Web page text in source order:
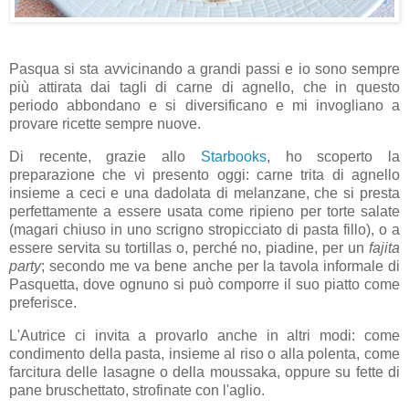
Pasqua si sta avvicinando a grandi passi e io sono sempre
più attirata dai tagli di carne di agnello, che in questo
periodo abbondano e si diversificano e mi invogliano a
provare ricette sempre nuove.
Di recente, grazie allo Starbooks, ho scoperto la
preparazione che vi presento oggi: carne trita di agnello
insieme a ceci e una dadolata di melanzane, che si presta
perfettamente a essere usata come ripieno per torte salate
(magari chiuso in uno scrigno stropicciato di pasta fillo), o a
essere servita su tortillas o, perché no, piadine, per un fajita
party; secondo me va bene anche per la tavola informale di
Pasquetta, dove ognuno si può comporre il suo piatto come
preferisce.
L'Autrice ci invita a provarlo anche in altri modi: come
condimento della pasta, insieme al riso o alla polenta, come
farcitura delle lasagne o della moussaka, oppure su fette di
pane bruschettato, strofinate con l'aglio.